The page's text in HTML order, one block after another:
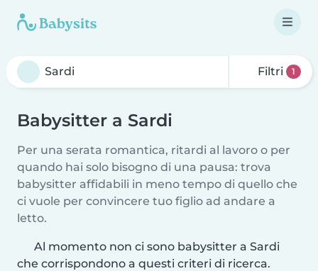
Filtri 1
Babysitter a Sardi
Per una serata romantica, ritardi al lavoro o per
quando hai solo bisogno di una pausa: trova
babysitter affidabili in meno tempo di quello che
ci vuole per convincere tuo figlio ad andare a
letto.
Al momento non ci sono babysitter a Sardi
che corrispondono a questi criteri di ricerca.